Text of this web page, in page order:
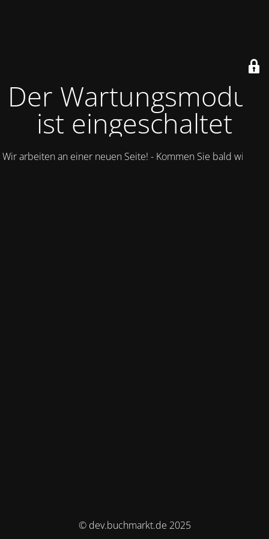
Der Wartungsmodus
ist eingeschaltet
Wir arbeiten an einer neuen Seite! - Kommen Sie bald wieder.
© dev.buchmarkt.de 2025